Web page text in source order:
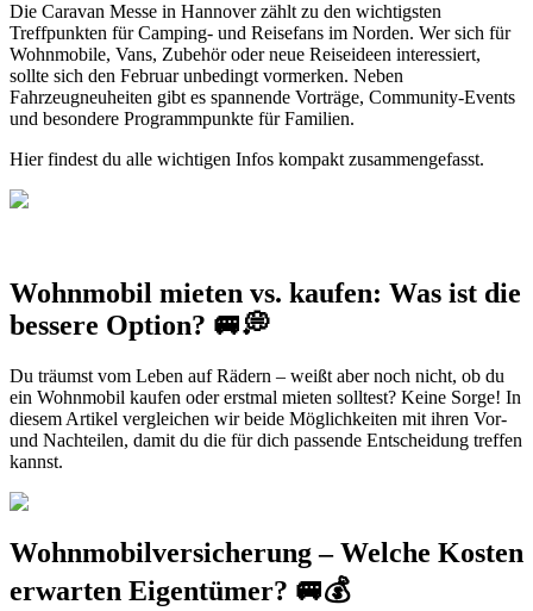
Die Caravan Messe in Hannover zählt zu den wichtigsten
Treffpunkten für Camping- und Reisefans im Norden. Wer sich für
Wohnmobile, Vans, Zubehör oder neue Reiseideen interessiert,
sollte sich den Februar unbedingt vormerken. Neben
Fahrzeugneuheiten gibt es spannende Vorträge, Community-Events
und besondere Programmpunkte für Familien.
Hier findest du alle wichtigen Infos kompakt zusammengefasst.
Wohnmobil mieten vs. kaufen: Was ist die
bessere Option? 🚐💭
Du träumst vom Leben auf Rädern – weißt aber noch nicht, ob du
ein Wohnmobil kaufen oder erstmal mieten solltest? Keine Sorge! In
diesem Artikel vergleichen wir beide Möglichkeiten mit ihren Vor-
und Nachteilen, damit du die für dich passende Entscheidung treffen
kannst.
Wohnmobilversicherung – Welche Kosten
erwarten Eigentümer? 🚐💰